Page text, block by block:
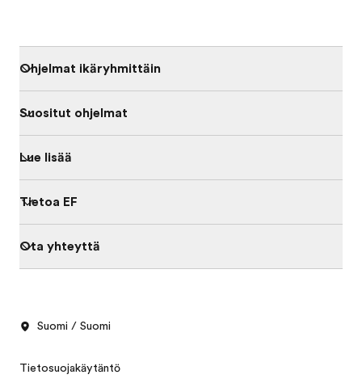
Ohjelmat ikäryhmittäin
Suositut ohjelmat
Lue lisää
Tietoa EF
Ota yhteyttä
Suomi / Suomi
Tietosuojakäytäntö